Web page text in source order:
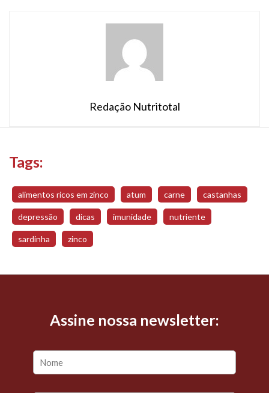
Redação Nutritotal
Tags:
alimentos ricos em zinco atum carne castanhas
depressão dicas imunidade nutriente
sardinha zinco
Assine nossa newsletter: